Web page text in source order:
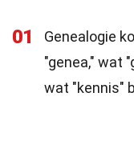
01
Genealogie
"genea," wat
wat "kennis"